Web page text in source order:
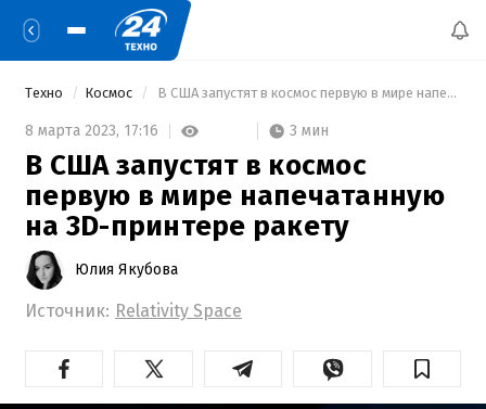
Техно Космос В США запустят в космос первую в мире напечатанную на 3D-принтере ракету
8 марта 2023, 17:16 3 мин
В США запустят в космос
первую в мире напечатанную
на 3D-принтере ракету
Юлия Якубова
Источник: Relativity Space